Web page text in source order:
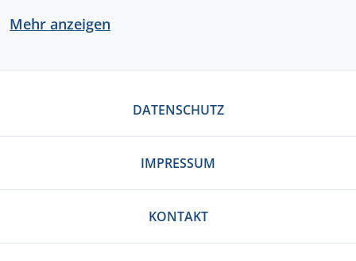
Mehr anzeigen
DATENSCHUTZ
IMPRESSUM
KONTAKT